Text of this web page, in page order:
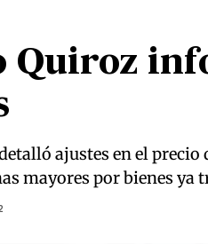
ajustes en el
mayores por bienes